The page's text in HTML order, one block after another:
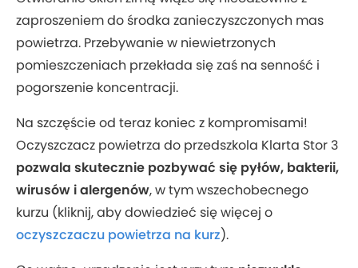
zaproszeniem do środka zanieczyszczonych mas
powietrza. Przebywanie w niewietrzonych
pomieszczeniach przekłada się zaś na senność i
pogorszenie koncentracji.
Na szczęście od teraz koniec z kompromisami!
Oczyszczacz powietrza do przedszkola Klarta Stor 3
pozwala skutecznie pozbywać się pyłów, bakterii,
wirusów i alergenów, w tym wszechobecnego
kurzu (kliknij, aby dowiedzieć się więcej o
oczyszczaczu powietrza na kurz).